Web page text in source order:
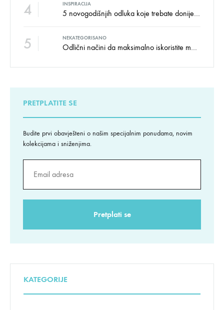
4 INSPIRACIJA
5 novogodišnjih odluka koje trebate donijeti u vezi izgleda doma
5 NEKATEGORISANO
Odlični načini da maksimalno iskoristite male prostore
PRETPLATITE SE
Budite prvi obavješteni o našim specijalnim ponudama, novim
kolekcijama i sniženjima.
KATEGORIJE